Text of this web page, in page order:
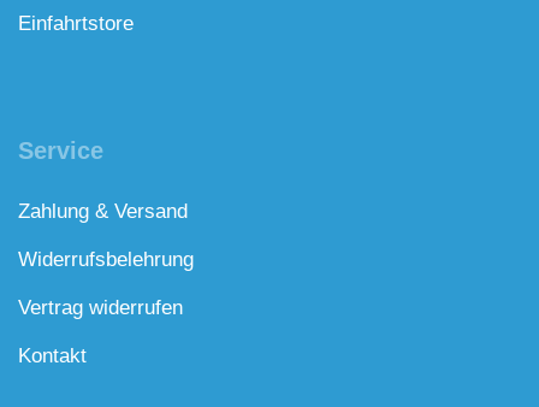
Einfahrtstore
Service
Zahlung & Versand
Widerrufsbelehrung
Vertrag widerrufen
Kontakt